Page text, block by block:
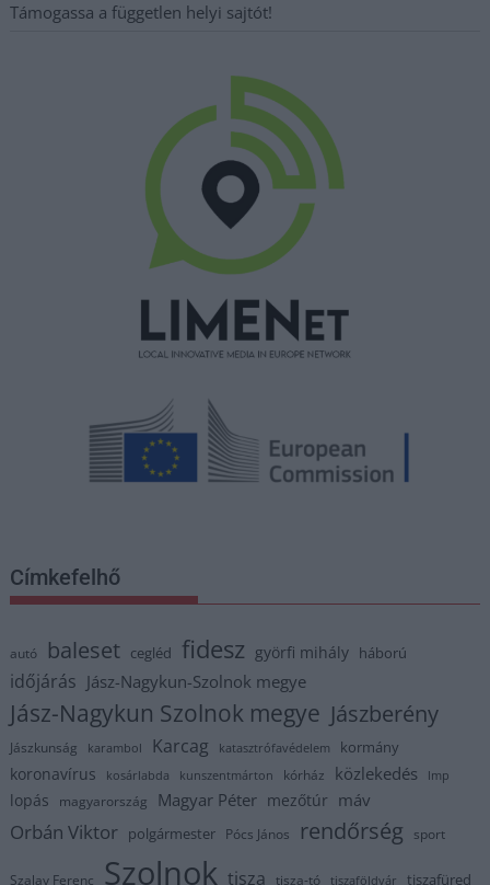
Támogassa a független helyi sajtót!
Címkefelhő
autó baleset cegléd fidesz györfi mihály háború
időjárás Jász-Nagykun-Szolnok megye
Jász-Nagykun Szolnok megye Jászberény
Jászkunság karambol Karcag katasztrófavédelem kormány
koronavírus kosárlabda kunszentmárton kórház közlekedés lmp
lopás magyarország Magyar Péter mezőtúr máv
Orbán Viktor polgármester Pócs János rendőrség sport
Szalay Ferenc Szolnok tisza tisza-tó tiszaföldvár tiszafüred